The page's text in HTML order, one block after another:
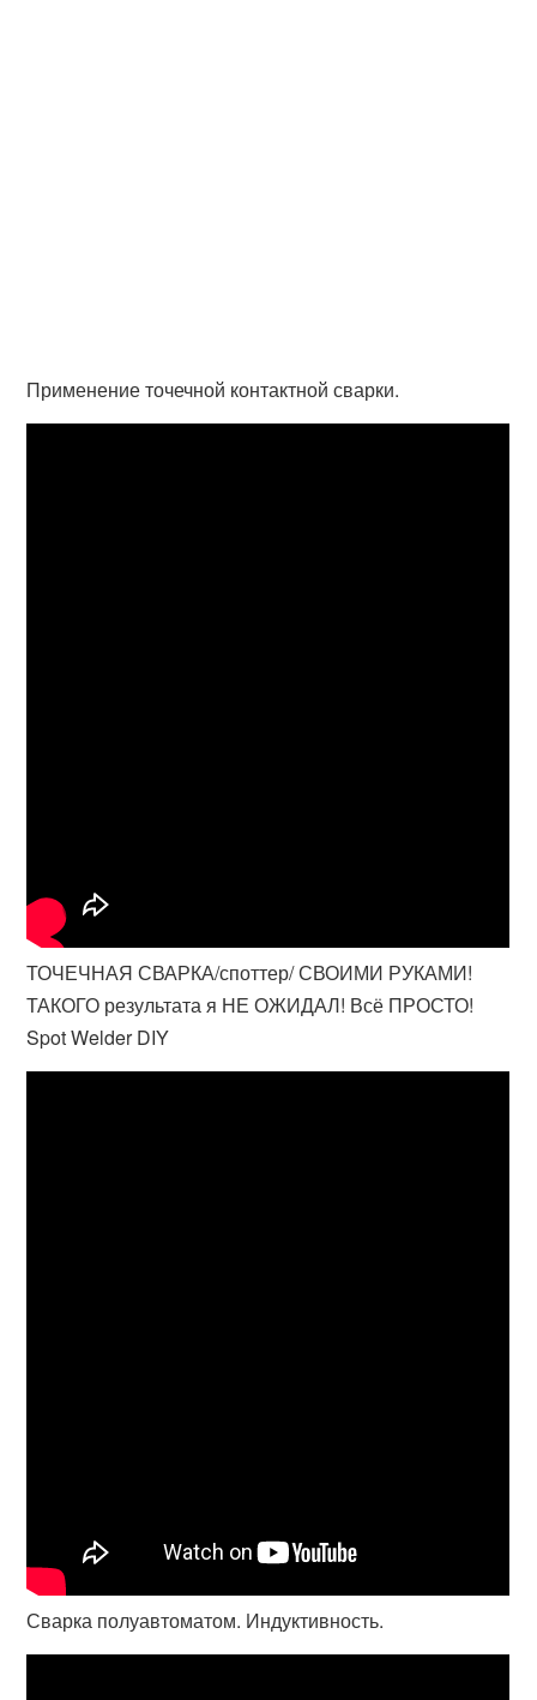
Применение точечной контактной сварки.
ТОЧЕЧНАЯ СВАРКА/споттер/ СВОИМИ РУКАМИ!
ТАКОГО результата я НЕ ОЖИДАЛ! Всё ПРОСТО!
Spot Welder DIY
Сварка полуавтоматом. Индуктивность.